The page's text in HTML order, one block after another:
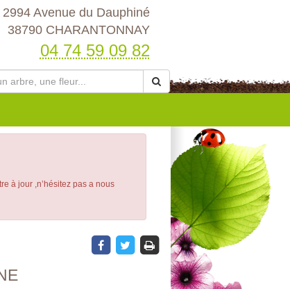
2994 Avenue du Dauphiné
38790 CHARANTONNAY
04 74 59 09 82
à jour ,n’hésitez pas a nous